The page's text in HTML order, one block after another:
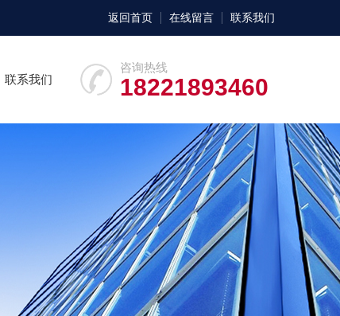
返回首页 在线留言 联系我们
咨询热线
18221893460
联系我们